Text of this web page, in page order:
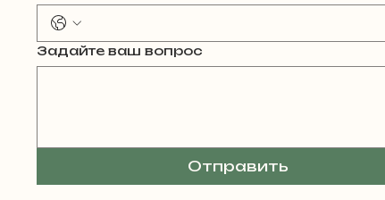
Задайте ваш вопрос
Отправить